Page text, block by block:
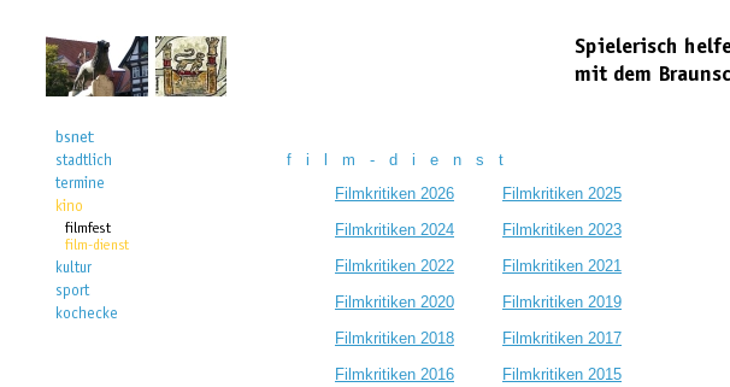
f i l m - d i e n s t
Filmkritiken 2026
Filmkritiken 2025
Filmkritiken 2024
Filmkritiken 2023
Filmkritiken 2022
Filmkritiken 2021
Filmkritiken 2020
Filmkritiken 2019
Filmkritiken 2018
Filmkritiken 2017
Filmkritiken 2016
Filmkritiken 2015